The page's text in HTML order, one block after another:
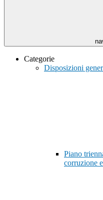
Categorie
Disposizioni
Piano
corruzione